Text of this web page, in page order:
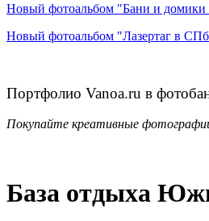
Новый фотоальбом "Бани и
Новый фотоальбом "Лазертаг в
Портфолио Vanoa.ru в
Покупайте креативные
База отдыха